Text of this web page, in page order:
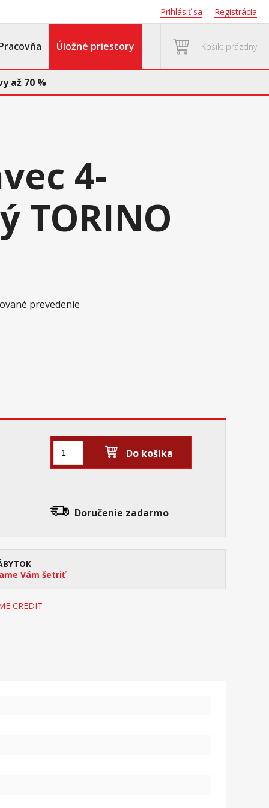
Prihlásiť sa Registrácia
Úložné priestory Košík: prázdny
až 70 %
4-
TORINO
prevedenie
Do košíka
Doručenie zadarmo
Vám šetriť
CREDIT